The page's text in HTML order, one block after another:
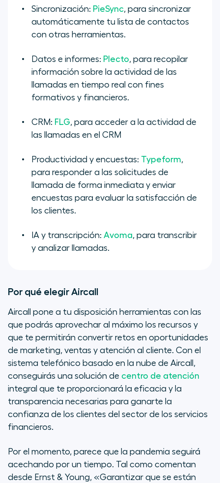
Sincronización: PieSync, para sincronizar
automáticamente tu lista de contactos
con otras herramientas.
Datos e informes: Plecto, para recopilar
información sobre la actividad de las
llamadas en tiempo real con fines
formativos y financieros.
CRM: FLG, para acceder a la actividad de
las llamadas en el CRM
Productividad y encuestas: Typeform,
para responder a las solicitudes de
llamada de forma inmediata y enviar
encuestas para evaluar la satisfacción de
los clientes.
IA y transcripción: Avoma, para transcribir
y analizar llamadas.
Por qué elegir Aircall
Aircall pone a tu disposición herramientas con las
que podrás aprovechar al máximo los recursos y
que te permitirán convertir retos en oportunidades
de marketing, ventas y atención al cliente. Con el
sistema telefónico basado en la nube de Aircall,
conseguirás una solución de centro de atención
integral que te proporcionará la eficacia y la
transparencia necesarias para ganarte la
confianza de los clientes del sector de los servicios
financieros.
Por el momento, parece que la pandemia seguirá
acechando por un tiempo. Tal como comentan
desde Ernst & Young, «Garantizar que se están